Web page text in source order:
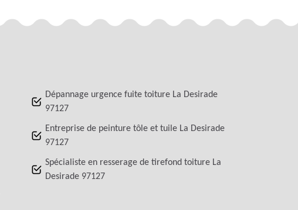
Dépannage urgence fuite toiture La Desirade
97127
Entreprise de peinture tôle et tuile La Desirade
97127
Spécialiste en resserage de tirefond toiture La
Desirade 97127